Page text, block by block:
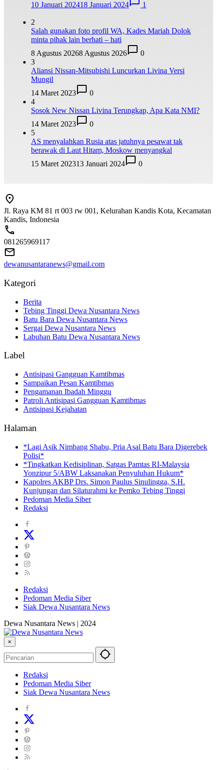
10 Januari 202418 Januari 2024 1
2
Salah gunakan foto profil WA, Kades Mariah Dolok
minta pihak lain berhati – hati
8 Agustus 20268 Agustus 2026
0
3
Aliansi Nissan-Mitsubishi Luncurkan Livina Versi
Mungil
14 Maret 2023
0
4
Sosok New Nissan Livina Terungkap, Apa Kata NMI?
14 Maret 2023
0
5
AS menyalahkan Rusia atas jatuhnya pesawat tak
berawak di Laut Hitam, Moskow menyangkal
15 Maret 202313 Januari 2024 0
Jl. Raya KM 81 rt 003 rw 001, Kelurahan Kandis Kota, Kecamatan
Kandis, Indonesia
081265969117
dewanusantaranews@gmail.com
Kategori
Berita
Tebing Tinggi Dewa Nusantara News
Batu Bara Dewa Nusantara News
Sergai Dewa Nusantara News
Labuhan Batu Dewa Nusantara News
Label
Antisipasi Gangguan Kamtibmas
Sampaikan Pesan Kamtibmas
Pengamanan Ibadah Minggu
Patroli Antisipasi Gangguan Kamtibmas
Antisipasi Kejahatan
Halaman
*Lagi Asik Nimbang Shabu, Pria Asal Batu Bara Digerebek
Polisi*
*Tingkatkan Kedisiplinan, Satgas Pamtas RI-Malaysia
Yonzipur 5/ABW Laksanakan Penyuluhan Hukum*
Kapolres AKBP Drs. Simon Paulus Sinulingga, S.H.
Kunjungan dan Silaturahmi ke Pemko Tebing Tinggi
Pedoman Media Siber
Redaksi
Redaksi
Pedoman Media Siber
Siak Dewa Nusantara News
Dewa Nusantara News | 2024
×
Redaksi
Pedoman Media Siber
Siak Dewa Nusantara News